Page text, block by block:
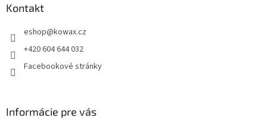
Kontakt
eshop@kowax.cz
+420 604 644 032
Facebookové stránky
Informácie pre vás